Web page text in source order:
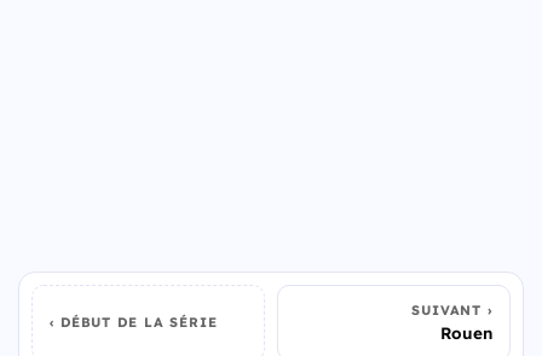
DÉBUT DE LA SÉRIE
SUIVANT
Rouen